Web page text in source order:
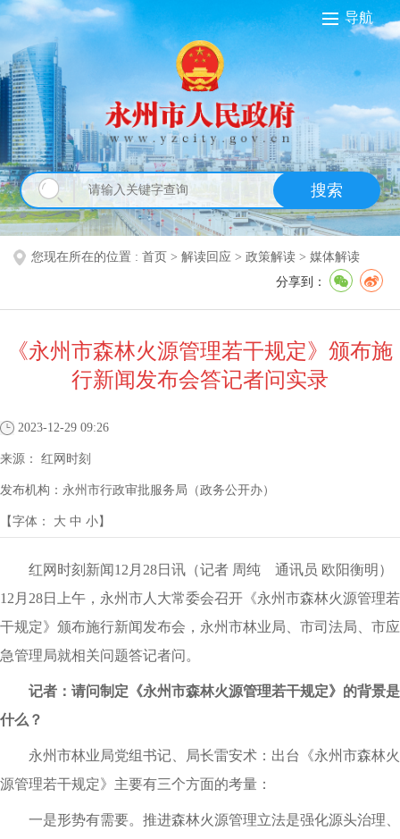
导航
搜索
您现在所在的位置 : 首页 > 解读回应 > 政策解读 > 媒体解读
分享到：
《永州市森林火源管理若干规定》颁布施
行新闻发布会答记者问实录
2023-12-29 09:26
来源： 红网时刻
发布机构： 永州市行政审批服务局（政务公开办）
【字体： 大 中 小】
红网时刻新闻12月28日讯（记者 周纯 通讯员 欧阳衡明）
12月28日上午，永州市人大常委会召开《永州市森林火源管理若
干规定》颁布施行新闻发布会，永州市林业局、市司法局、市应
急管理局就相关问题答记者问。
记者：请问制定《永州市森林火源管理若干规定》的背景是
什么？
永州市林业局党组书记、局长雷安术：出台《永州市森林火
源管理若干规定》主要有三个方面的考量：
一是形势有需要。推进森林火源管理立法是强化源头治理、